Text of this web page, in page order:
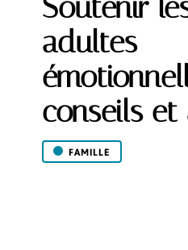
Soutenir
adultes
conseils et
FAMILLE